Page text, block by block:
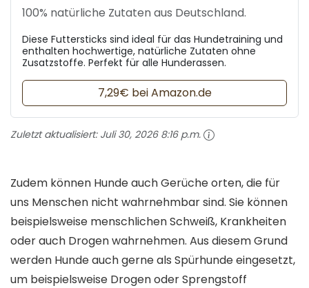
100% natürliche Zutaten aus Deutschland.
Diese Futtersticks sind ideal für das Hundetraining und
enthalten hochwertige, natürliche Zutaten ohne
Zusatzstoffe. Perfekt für alle Hunderassen.
7,29€ bei Amazon.de
Zuletzt aktualisiert: Juli 30, 2026 8:16 p.m.
Zudem können Hunde auch Gerüche orten, die für
uns Menschen nicht wahrnehmbar sind. Sie können
beispielsweise menschlichen Schweiß, Krankheiten
oder auch Drogen wahrnehmen. Aus diesem Grund
werden Hunde auch gerne als Spürhunde eingesetzt,
um beispielsweise Drogen oder Sprengstoff